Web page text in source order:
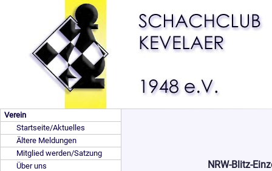
Verein
Startseite/Aktuelles
Ältere Meldungen
Mitglied werden/Satzung
Über uns
NRW-Blitz-